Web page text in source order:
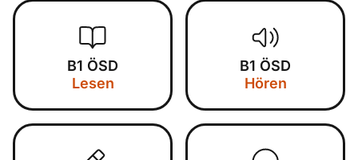
B1 ÖSD
Lesen
B1 ÖSD
Hören